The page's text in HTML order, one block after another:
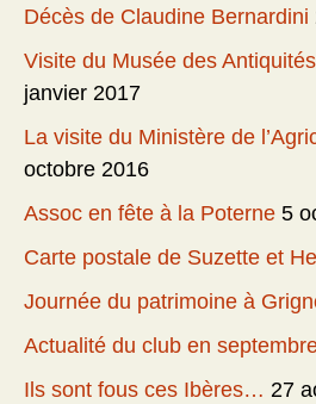
Décès de Claudine Bernardini
Visite du Musée des
janvier 2017
La visite du Ministère de
octobre 2016
Assoc en fête à la Poterne 5
Carte postale de Suzette et
Journée du patrimoine à
Actualité du club en
Ils sont fous ces Ibères… 27